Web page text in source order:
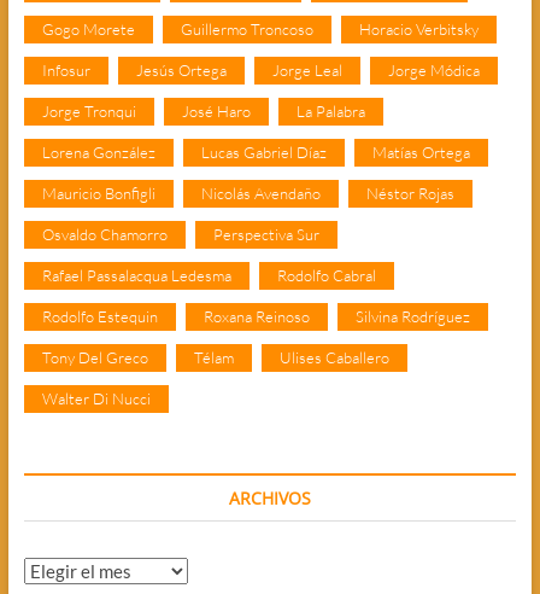
Gogo Morete Guillermo Troncoso Horacio Verbitsky
Infosur Jesús Ortega Jorge Leal Jorge Módica
Jorge Tronqui José Haro La Palabra
Lorena González Lucas Gabriel Díaz Matías Ortega
Mauricio Bonfigli Nicolás Avendaño Néstor Rojas
Osvaldo Chamorro Perspectiva Sur
Rafael Passalacqua Ledesma Rodolfo Cabral
Rodolfo Estequin Roxana Reinoso Silvina Rodríguez
Tony Del Greco Télam Ulises Caballero
Walter Di Nucci
ARCHIVOS
Archivos